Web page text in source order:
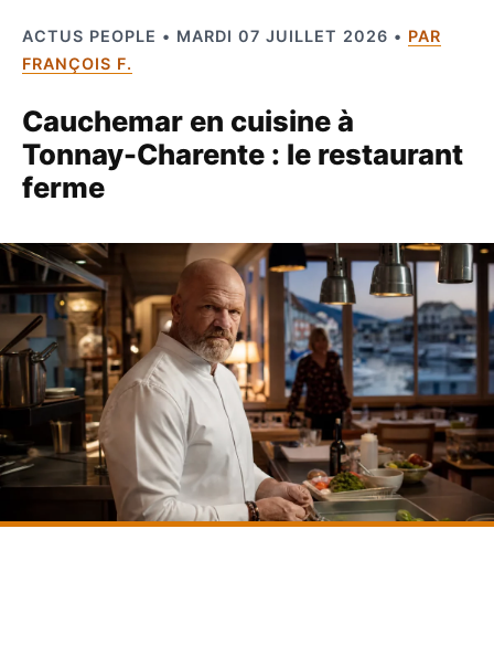
ACTUS PEOPLE • MARDI 07 JUILLET 2026 • PAR
FRANÇOIS F.
Cauchemar en cuisine à
Tonnay-Charente : le restaurant
ferme